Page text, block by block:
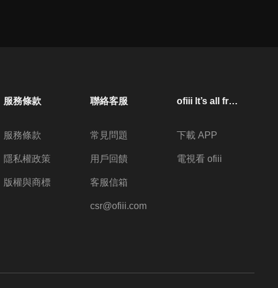
服務條款
服務條款
隱私權政策
版權與商標
聯絡客服
常見問題
用戶回饋
客服信箱
csr@ofiii.com
ofiii lt’s all free
下載 APP
電視看 ofiii